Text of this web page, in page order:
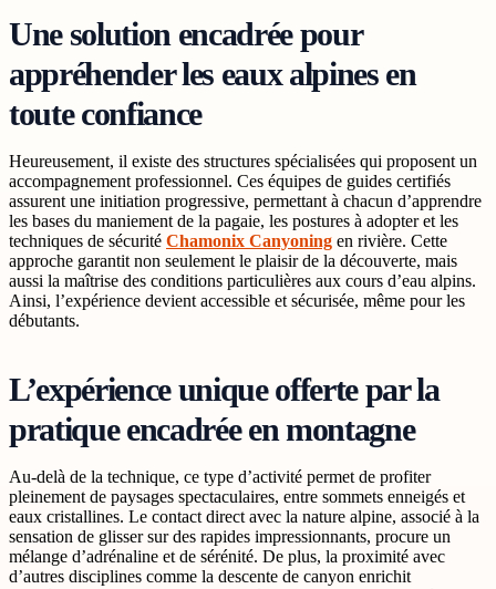
Une solution encadrée pour
appréhender les eaux alpines en
toute confiance
Heureusement, il existe des structures spécialisées qui proposent un
accompagnement professionnel. Ces équipes de guides certifiés
assurent une initiation progressive, permettant à chacun d’apprendre
les bases du maniement de la pagaie, les postures à adopter et les
techniques de sécurité Chamonix Canyoning en rivière. Cette
approche garantit non seulement le plaisir de la découverte, mais
aussi la maîtrise des conditions particulières aux cours d’eau alpins.
Ainsi, l’expérience devient accessible et sécurisée, même pour les
débutants.
L’expérience unique offerte par la
pratique encadrée en montagne
Au-delà de la technique, ce type d’activité permet de profiter
pleinement de paysages spectaculaires, entre sommets enneigés et
eaux cristallines. Le contact direct avec la nature alpine, associé à la
sensation de glisser sur des rapides impressionnants, procure un
mélange d’adrénaline et de sérénité. De plus, la proximité avec
d’autres disciplines comme la descente de canyon enrichit